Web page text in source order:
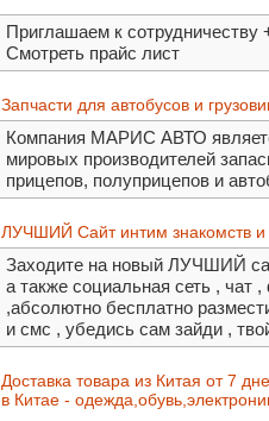
Приглашаем к сотрудничеству
Смотреть прайс лист
Запчасти для автобусов и
Компания МАРИС АВТО
мировых производителей
прицепов, полуприцепов и
ЛУЧШИЙ Сайт интим знакомств и
Заходите на новый ЛУЧШИЙ
а также социальная сеть , чат
,абсолютно бесплатно
и смс , убедись сам зайди ,
Доставка товара из Китая от 7
в Китае -